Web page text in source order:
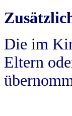
Die im
Eltern